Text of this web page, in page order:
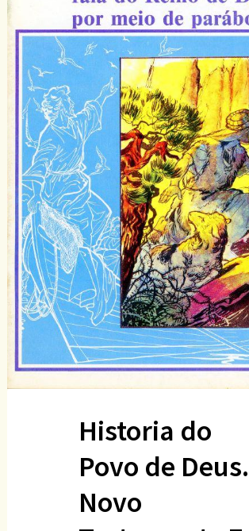
Historia do
Povo de Deus.
Novo